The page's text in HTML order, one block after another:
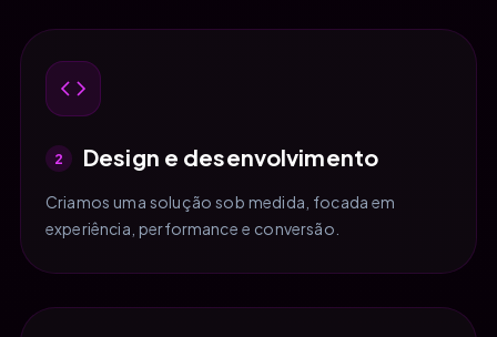
2 Design e desenvolvimento
Criamos uma solução sob medida, focada em
experiência, performance e conversão.